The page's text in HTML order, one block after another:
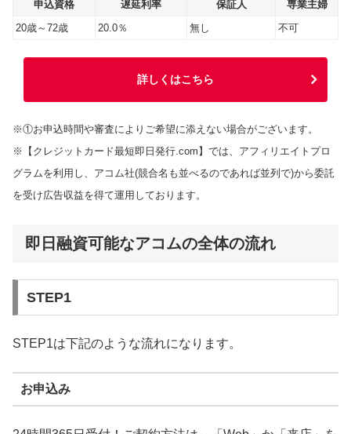
申込資格 遅延利率 保証人
専業主婦
20歳～72歳
20.0％ 無し 不可
詳しくはこちら
※①お申込時間や審査によりご希望に添えない場合がございます。
※【クレジットカード最短即日発行.com】では、アフィリエイトプロ
グラムを利用し、アコム社(競合名も並べるのであれば並列で)から委託
を受け広告収益を得て運用しております。
即日融資可能なアコムの全体の流れ
STEP1
STEP1は下記のような流れになります。
お申込み